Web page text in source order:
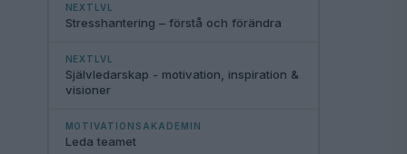
NEXTLVL
Stresshantering – förstå och förändra
NEXTLVL
Självledarskap - motivation, inspiration &
visioner
MOTIVATIONSAKADEMIN
Leda teamet